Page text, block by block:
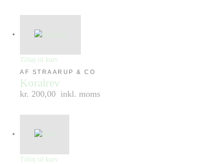
Tilføj til kurv
AF STRAARUP & CO
Koralrev
kr. 200,00 inkl. moms
Tilføj til kurv